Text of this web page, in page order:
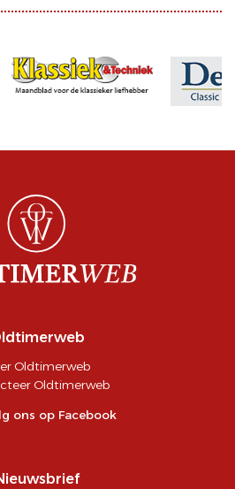
Oldtimerweb
Oldtimerweb
ons op Facebook